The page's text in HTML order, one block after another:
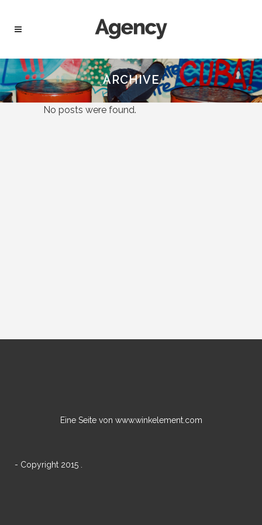
ARCHIVE
No posts were found.
Eine Seite von www.winkelement.com
- Copyright 2015 .